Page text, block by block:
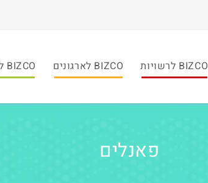
BIZCO לרשויות BIZCO לארגונים BIZCO לעמותות
פאנלים